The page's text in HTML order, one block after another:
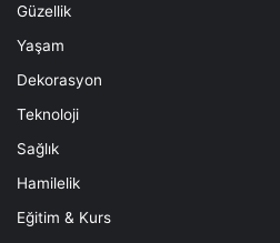
Güzellik
Yaşam
Dekorasyon
Teknoloji
Sağlık
Hamilelik
Eğitim & Kurs